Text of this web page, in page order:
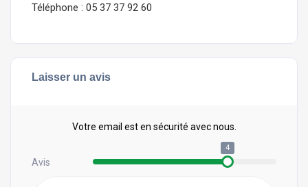
Téléphone : 05 37 37 92 60
Laisser un avis
Votre email est en sécurité avec nous.
Avis
4